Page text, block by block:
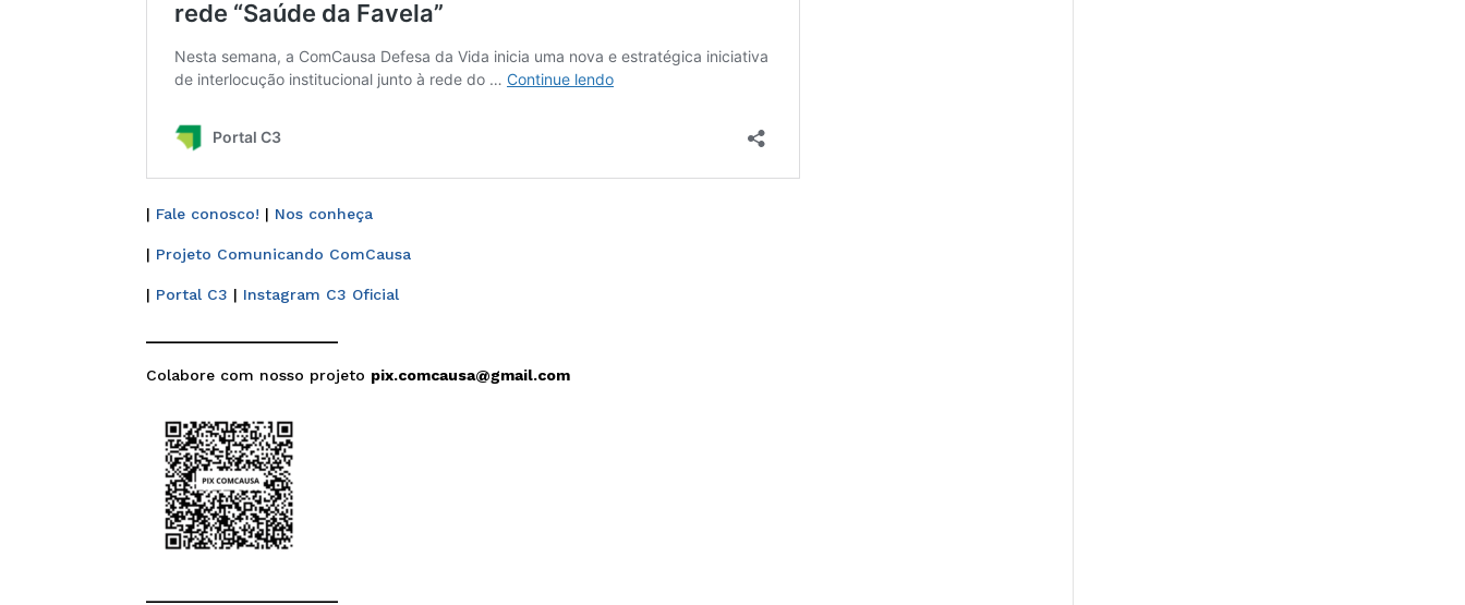
| Fale conosco! | Nos conheça
| Projeto Comunicando ComCausa
| Portal C3 | Instagram C3 Oficial
Colabore com nosso projeto pix.comcausa@gmail.com